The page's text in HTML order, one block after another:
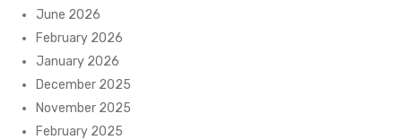
June 2026
February 2026
January 2026
December 2025
November 2025
February 2025